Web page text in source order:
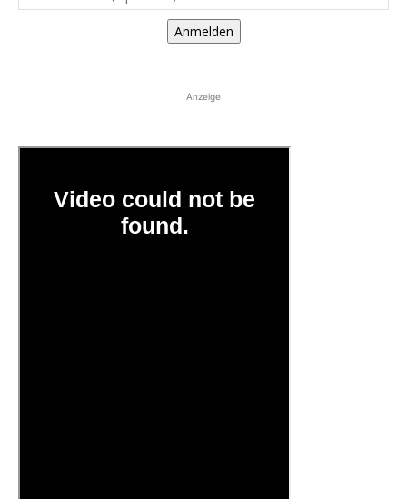
Anmelden
Anzeige